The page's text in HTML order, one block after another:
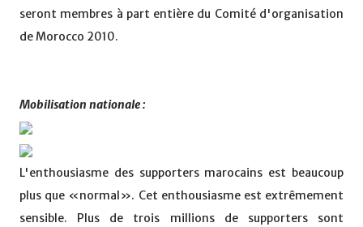
seront membres à part entière du Comité d'organisation
de Morocco 2010.
Mobilisation nationale :
L'enthousiasme des supporters marocains est beaucoup
plus que «normal». Cet enthousiasme est extrêmement
sensible. Plus de trois millions de supporters sont